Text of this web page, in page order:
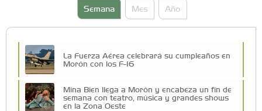
Semana Mes Año
La Fuerza Aérea celebrará su cumpleaños en
Morón con los F-16
Mina Bien llega a Morón y encabeza un fin de
semana con teatro, música y grandes shows
en la Zona Oeste